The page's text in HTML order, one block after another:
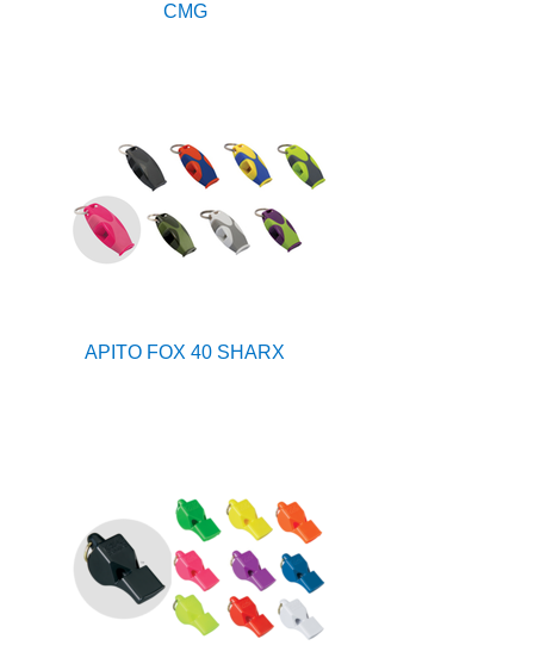
CMG
APITO FOX 40 SHARX